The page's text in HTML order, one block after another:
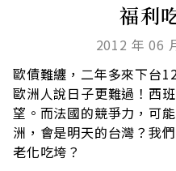
福利
2012 年 06
歐債難纏，二年多來下台
歐洲人說日子更難過！西
望。而法國的競爭力，可
洲，會是明天的台灣？我
老化吃垮？